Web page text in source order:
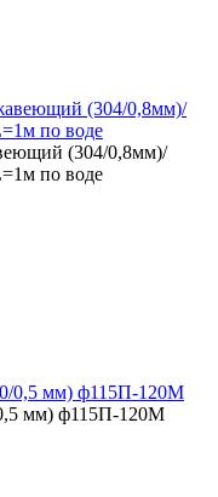
(304/0,8мм)/
по воде
мм) ф115П-120М